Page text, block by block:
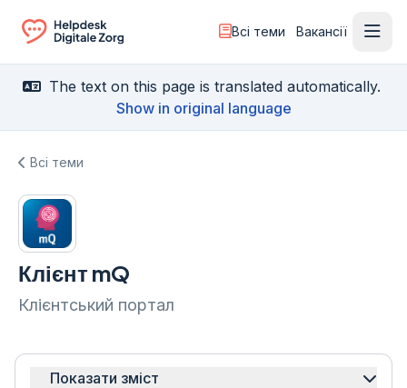
Ga naar de homepagina
Всі теми Вакансії
The text on this page is translated automatically.
Show in original language
Всі теми
Клієнт mQ
Клієнтський портал
Показати зміст